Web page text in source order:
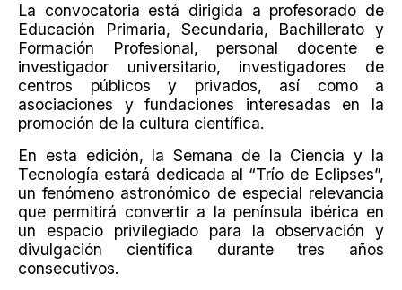
La convocatoria está dirigida a profesorado de
Educación Primaria, Secundaria, Bachillerato y
Formación Profesional, personal docente e
investigador universitario, investigadores de
centros públicos y privados, así como a
asociaciones y fundaciones interesadas en la
promoción de la cultura científica.
En esta edición, la Semana de la Ciencia y la
Tecnología estará dedicada al “Trío de Eclipses”,
un fenómeno astronómico de especial relevancia
que permitirá convertir a la península ibérica en
un espacio privilegiado para la observación y
divulgación científica durante tres años
consecutivos.